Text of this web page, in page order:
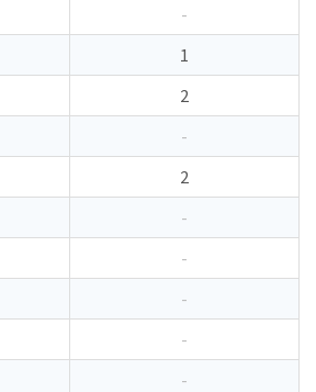
-
1
2
-
2
-
-
-
-
-